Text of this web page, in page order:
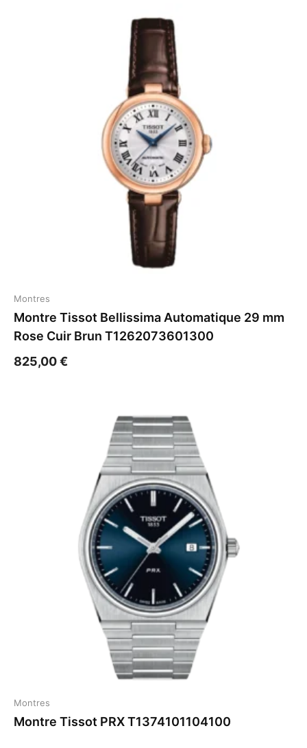
Montres
Montre Tissot Bellissima Automatique 29 mm
Rose Cuir Brun T1262073601300
825,00€
Montres
Montre Tissot PRX T1374101104100